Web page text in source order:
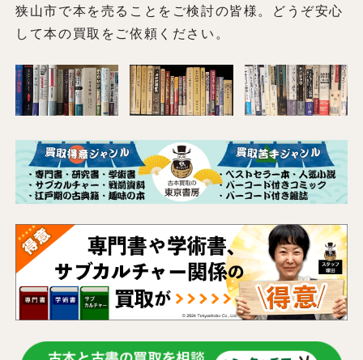
狭山市で本を売ることをご検討の皆様。どうぞ安心
して本の買取をご依頼ください。